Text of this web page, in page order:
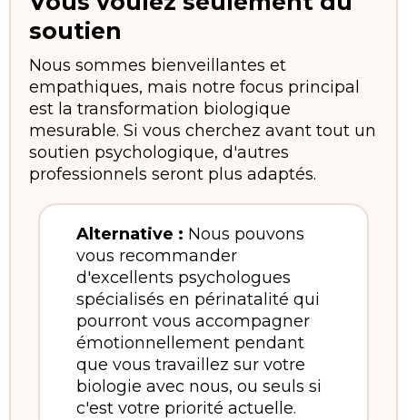
soutien
Nous sommes bienveillantes et
empathiques, mais notre focus principal
est la transformation biologique
mesurable. Si vous cherchez avant tout un
soutien psychologique, d'autres
professionnels seront plus adaptés.
Alternative : Nous pouvons
vous recommander
d'excellents psychologues
spécialisés en périnatalité qui
pourront vous accompagner
émotionnellement pendant
que vous travaillez sur votre
biologie avec nous, ou seuls si
c'est votre priorité actuelle.